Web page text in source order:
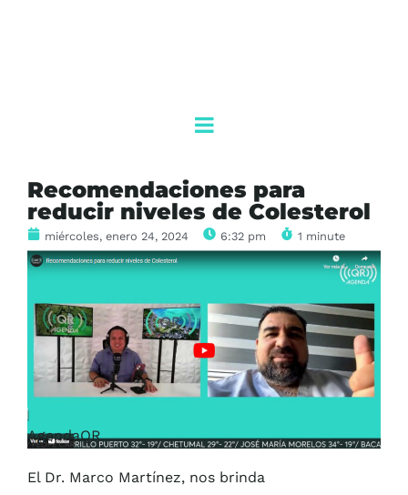
Recomendaciones para
reducir niveles de Colesterol
miércoles, enero 24, 2024 6:32 pm 1 minute
AgendaQR
El Dr. Marco Martínez, nos brinda